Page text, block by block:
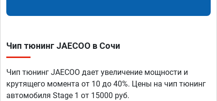
Чип тюнинг JAECOO в Сочи
Чип тюнинг JAECOO дает увеличение мощности и
крутящего момента от 10 до 40%. Цены на чип тюнинг
автомобиля Stage 1 от 15000 руб.